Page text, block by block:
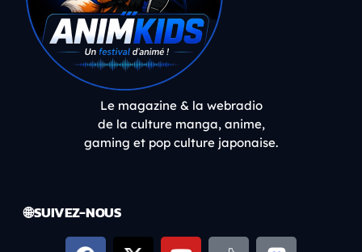
Le magazine & la webradio
de la culture manga, anime,
gaming et pop culture japonaise.
🌐 SUIVEZ-NOUS